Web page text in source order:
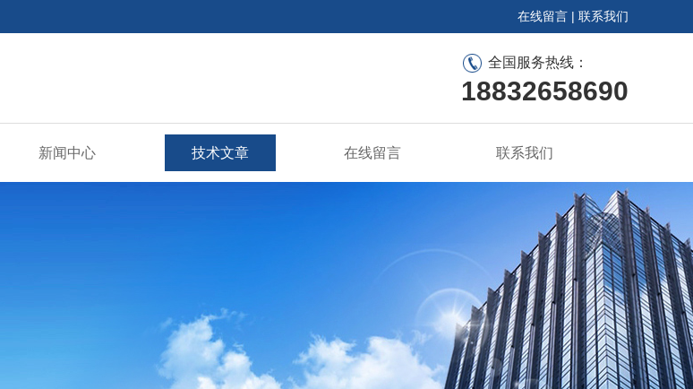
在线留言 | 联系我们
全国服务热线：
18832658690
新闻中心 技术文章 在线留言 联系我们